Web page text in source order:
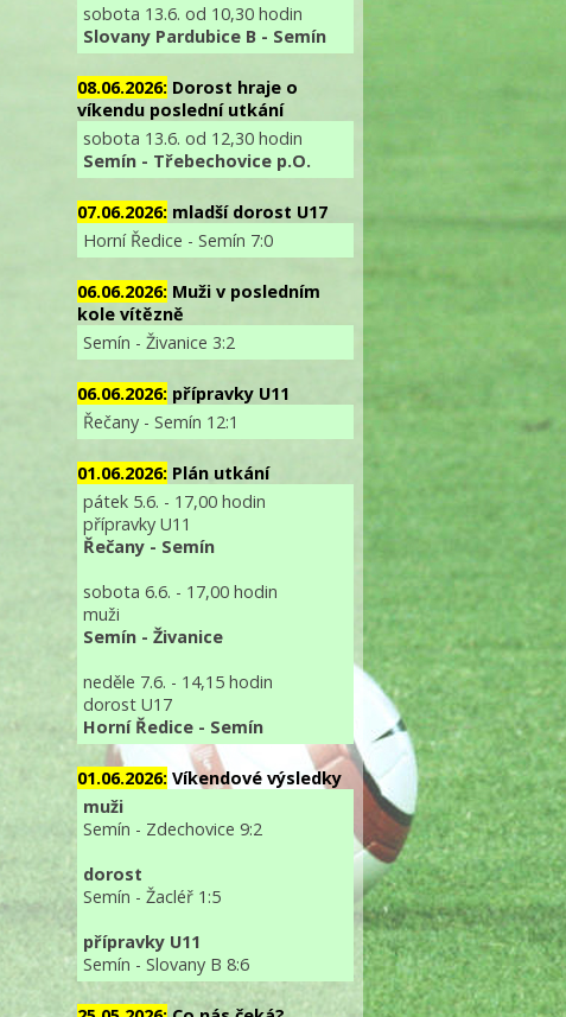
sobota 13.6. od 10,30 hodin
Slovany Pardubice B - Semín
08.06.2026: Dorost hraje o
víkendu poslední utkání
sobota 13.6. od 12,30 hodin
Semín - Třebechovice p.O.
07.06.2026: mladší dorost U17
Horní Ředice - Semín 7:0
06.06.2026: Muži v posledním
kole vítězně
Semín - Živanice 3:2
06.06.2026: přípravky U11
Řečany - Semín 12:1
01.06.2026: Plán utkání
pátek 5.6. - 17,00 hodin
přípravky U11
Řečany - Semín
sobota 6.6. - 17,00 hodin
muži
Semín - Živanice
neděle 7.6. - 14,15 hodin
dorost U17
Horní Ředice - Semín
01.06.2026: Víkendové výsledky
muži
Semín - Zdechovice 9:2
dorost
Semín - Žacléř 1:5
přípravky U11
Semín - Slovany B 8:6